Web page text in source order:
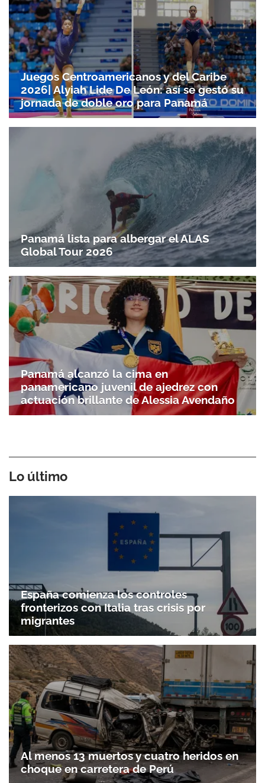
Juegos Centroamericanos y del Caribe
2026| Alyiah Lide De León: así se gestó su
jornada de doble oro para Panamá
Panamá lista para albergar el ALAS
Global Tour 2026
Panamá alcanzó la cima en
panamericano juvenil de ajedrez con
actuación brillante de Alessia Avendaño
Lo último
España comienza los controles
fronterizos con Italia tras crisis por
migrantes
Al menos 13 muertos y cuatro heridos en
choque en carretera de Perú